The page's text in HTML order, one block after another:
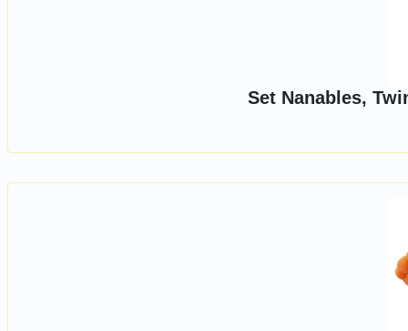
Set Nanables,